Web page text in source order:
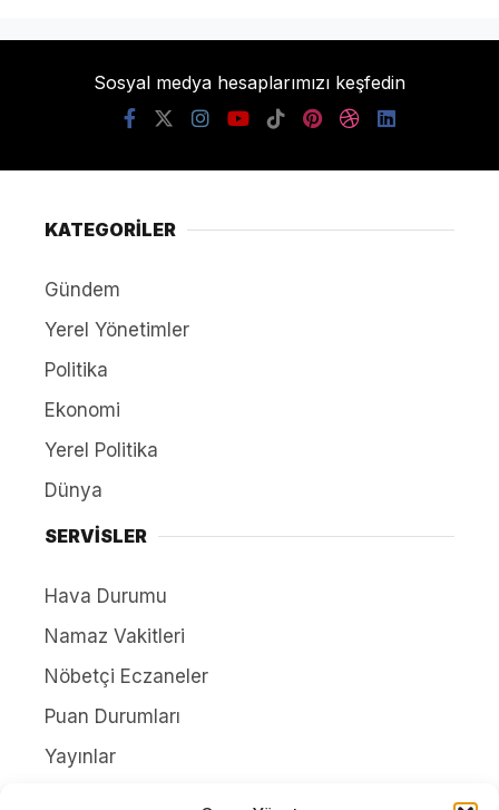
Sosyal medya hesaplarımızı keşfedin
KATEGORİLER
Gündem
Yerel Yönetimler
Politika
Ekonomi
Yerel Politika
Dünya
SERVİSLER
Hava Durumu
Namaz Vakitleri
Nöbetçi Eczaneler
Puan Durumları
Yayınlar